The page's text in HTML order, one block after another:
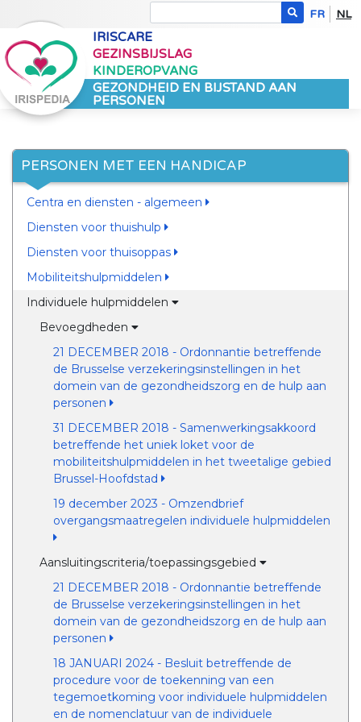
FR NL
IRISCARE
GEZINSBIJSLAG
KINDEROPVANG
GEZONDHEID EN BIJSTAND AAN
PERSONEN
PERSONEN MET EEN HANDICAP
Centra en diensten - algemeen
Diensten voor thuishulp
Diensten voor thuisoppas
Mobiliteitshulpmiddelen
Individuele hulpmiddelen
Bevoegdheden
21 DECEMBER 2018 - Ordonnantie betreffende
de Brusselse verzekeringsinstellingen in het
domein van de gezondheidszorg en de hulp aan
personen
31 DECEMBER 2018 - Samenwerkingsakkoord
betreffende het uniek loket voor de
mobiliteitshulpmiddelen in het tweetalige gebied
Brussel-Hoofdstad
19 december 2023 - Omzendbrief
overgangsmaatregelen individuele hulpmiddelen
Aansluitingscriteria/toepassingsgebied
21 DECEMBER 2018 - Ordonnantie betreffende
de Brusselse verzekeringsinstellingen in het
domein van de gezondheidszorg en de hulp aan
personen
18 JANUARI 2024 - Besluit betreffende de
procedure voor de toekenning van een
tegemoetkoming voor individuele hulpmiddelen
en de nomenclatuur van de individuele